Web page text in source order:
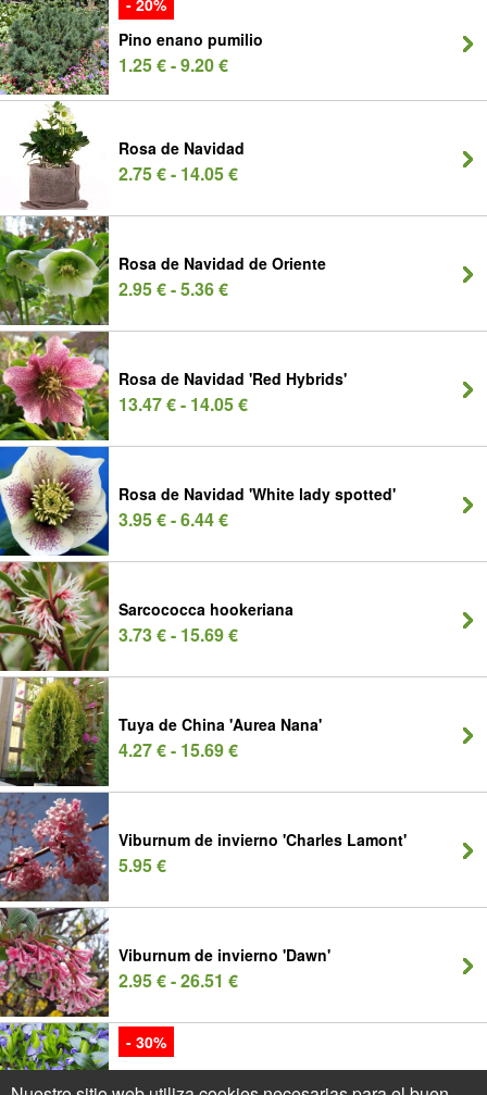
- 20%
Pino enano pumilio
1.25 € - 9.20 €
Rosa de Navidad
2.75 € - 14.05 €
Rosa de Navidad de Oriente
2.95 € - 5.36 €
Rosa de Navidad 'Red Hybrids'
13.47 € - 14.05 €
Rosa de Navidad 'White lady spotted'
3.95 € - 6.44 €
Sarcococca hookeriana
3.73 € - 15.69 €
Tuya de China 'Aurea Nana'
4.27 € - 15.69 €
Viburnum de invierno 'Charles Lamont'
5.95 €
Viburnum de invierno 'Dawn'
2.95 € - 26.51 €
- 30%
Vinca azul